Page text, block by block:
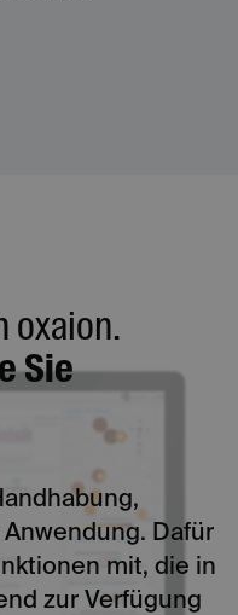
oxaion.
Sie
Dafür
mit, die in
zur Verfügung